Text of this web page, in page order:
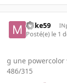
mike59
Posté(e) le 1
g une powercolor
486/315